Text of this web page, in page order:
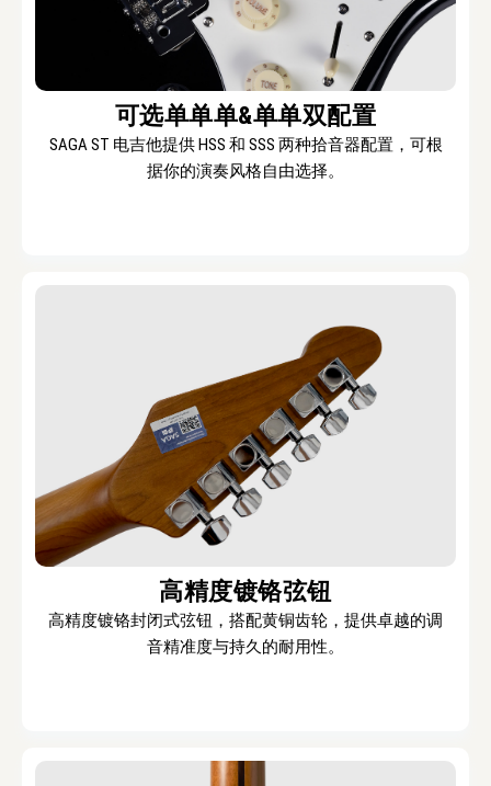
可选单单单&单单双配置
SAGA ST 电吉他提供 HSS 和 SSS 两种拾音器配置，可根
据你的演奏风格自由选择。
高精度镀铬弦钮
高精度镀铬封闭式弦钮，搭配黄铜齿轮，提供卓越的调
音精准度与持久的耐用性。